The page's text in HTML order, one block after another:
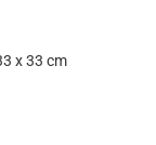
x 33 cm